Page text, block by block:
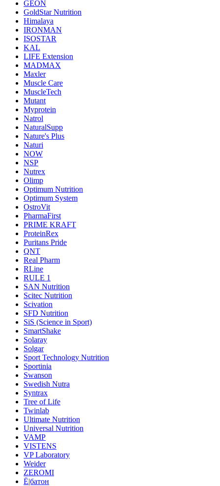
GEON
GoldStar Nutrition
Himalaya
IRONMAN
ISOSTAR
KAL
LIFE Extension
MADMAX
Maxler
Muscle Care
MuscleTech
Mutant
Myprotein
Natrol
NaturalSupp
Nature's Plus
Naturi
NOW
NSP
Nutrex
Olimp
Optimum Nutrition
Optimum System
OstroVit
PharmaFirst
PRIME KRAFT
ProteinRex
Puritans Pride
QNT
Real Pharm
RLine
RULE 1
SAN Nutrition
Scitec Nutrition
Scivation
SFD Nutrition
SiS (Science in Sport)
SmartShake
Solaray
Solgar
Sport Technology Nutrition
Sportinia
Swanson
Swedish Nutra
Syntrax
Tree of Life
Twinlab
Ultimate Nutrition
Universal Nutrition
VAMP
VISTENS
VP Laboratory
Weider
ZEROMI
Ё|батон